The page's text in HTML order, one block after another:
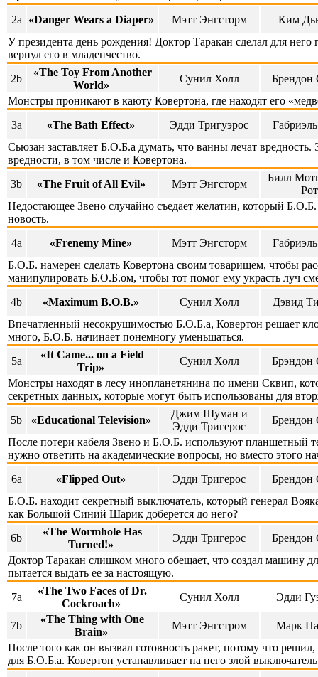
2a
«Danger Wears a Diaper» Мэтт Энгсторм
Ким
У президента день рождения! Доктор Таракан сделал для
вернул его в младенчество.
2b
«The Toy From Another
World»
Сунил Холл
Брендон
Монстры проникают в каюту Ковертона, где находят его
3a
«The Bath Effect» Эдди Тригуэрос
Сьюзан заставляет Б.О.Б.а думать, что ванны лечат
вредности, в том числе и Ковертона.
3b
«The Fruit of All Evil» Мэтт Энгсторм
Билл
Рот
Недостающее Звено случайно съедает желатин, который
новость.
4a
«Frenemy Mine» Мэтт Энгсторм
Б.О.Б. намерен сделать Ковертона своим товарищем, чтобы
манипулировать Б.О.Б.ом, чтобы тот помог ему украсть луч
4b
«Maximum B.O.B.» Сунил Холл
Дэвид
Впечатленный несокрушимостью Б.О.Б.а, Ковертон решает
много, Б.О.Б. начинает понемногу уменьшаться.
5a
«It Came... on a Field
Trip»
Сунил Холл
Брэндон
Монстры находят в лесу инопланетянина по имени Сквип,
секретных данных, которые могут быть использованы для
5b
«Educational Television»
Джим Шуман и
Эдди Тригерос
Брендон
После потери кабеля Звено и Б.О.Б. используют планшетный
нужно ответить на академические вопросы, но вместо этого
6a
«Flipped Out» Эдди Тригерос
Брендон
Б.О.Б. находит секретный выключатель, который генерал
как Большой Синий Шарик доберется до него?
6b
«The Wormhole Has
Turned!»
Эдди Тригерос
Брендон
Доктор Таракан слишком много обещает, что создал машину
пытается выдать ее за настоящую.
7a
«The Two Faces of Dr.
Cockroach»
Сунил Холл Эдди
7b
«The Thing with One
Brain»
Мэтт Энгстром
Марк
После того как он вызвал готовность ракет, потому что
для Б.О.Б.а. Ковертон устанавливает на него злой